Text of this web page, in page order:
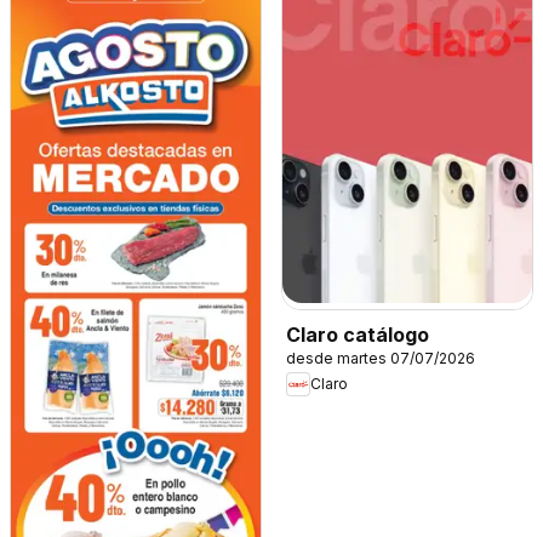
Claro catálogo
desde martes 07/07/2026
Claro